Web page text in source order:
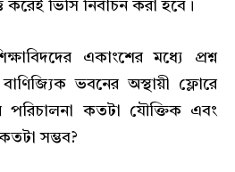
করেই ভিসি নির্বাচন করা হবে।
একাংশের মধ্যে প্রশ্ন
ভবনের অস্থায়ী ফ্লোরে
পরিচালনা কতটা যৌক্তিক এবং
সম্ভব?